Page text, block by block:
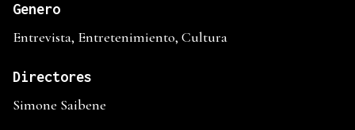
Genero
Entrevista, Entretenimiento, Cultura
Directores
Simone Saibene